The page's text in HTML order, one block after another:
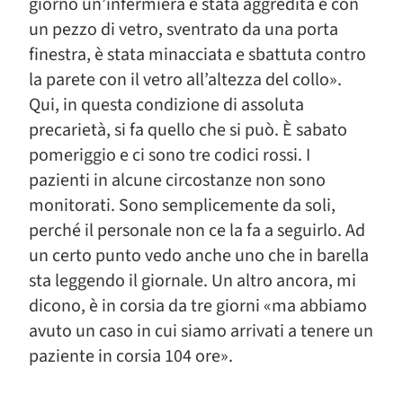
un pezzo di vetro, sventrato da una porta
finestra, è stata minacciata e sbattuta contro
la parete con il vetro all’altezza del collo».
Qui, in questa condizione di assoluta
precarietà, si fa quello che si può. È sabato
pomeriggio e ci sono tre codici rossi. I
pazienti in alcune circostanze non sono
monitorati. Sono semplicemente da soli,
perché il personale non ce la fa a seguirlo. Ad
un certo punto vedo anche uno che in barella
sta leggendo il giornale. Un altro ancora, mi
dicono, è in corsia da tre giorni «ma abbiamo
avuto un caso in cui siamo arrivati a tenere un
paziente in corsia 104 ore».